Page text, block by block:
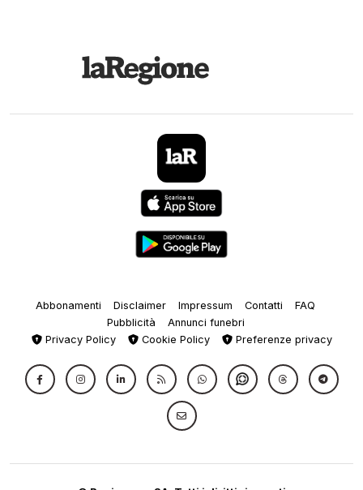
Abbonamenti Disclaimer Impressum Contatti
FAQ
Pubblicità
Annunci funebri
Privacy Policy
Cookie Policy Preferenze privacy